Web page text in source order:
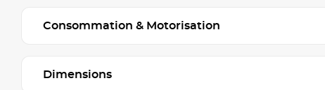
Consommation & Motorisation
Dimensions